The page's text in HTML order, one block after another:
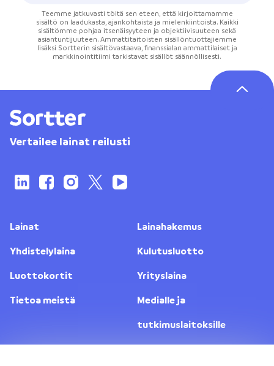
Teemme jatkuvasti töitä sen eteen, että kirjoittamamme
sisältö on laadukasta, ajankohtaista ja mielenkiintoista. Kaikki
sisältömme pohjaa itsenäisyyteen ja objektiivisuuteen sekä
asiantuntijuuteen. Ammattitaitoisten sisällöntuottajiemme
lisäksi Sortterin sisältövastaava, finanssialan ammattilaiset ja
markkinointitiimi tarkistavat sisällöt säännöllisesti.
Vertailee lainat reilusti
Lainat
Lainahakemus
Yhdistelylaina
Kulutusluotto
Luottokortit
Yrityslaina
Tietoa meistä
Medialle ja
tutkimuslaitoksille